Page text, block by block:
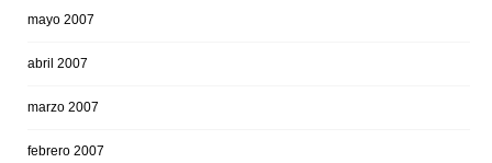
mayo 2007
abril 2007
marzo 2007
febrero 2007